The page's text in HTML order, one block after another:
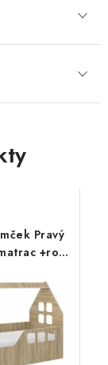
Pravý
+rošt